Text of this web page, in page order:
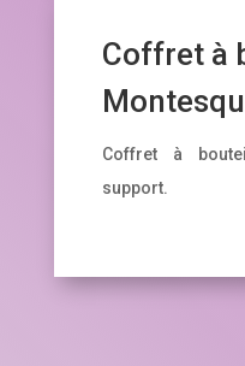
Coffret à
Coffret à
support.